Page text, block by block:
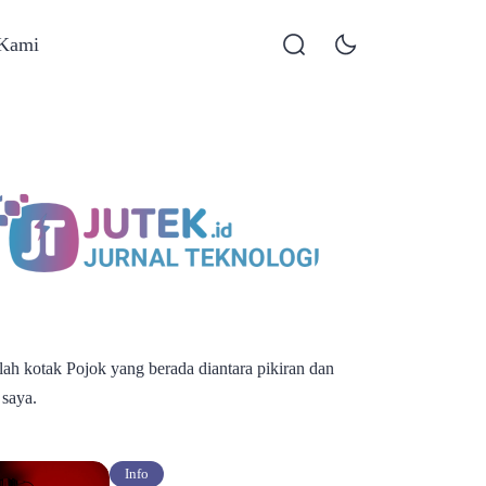
kotak Pojok yang berada diantara pikiran dan
Info